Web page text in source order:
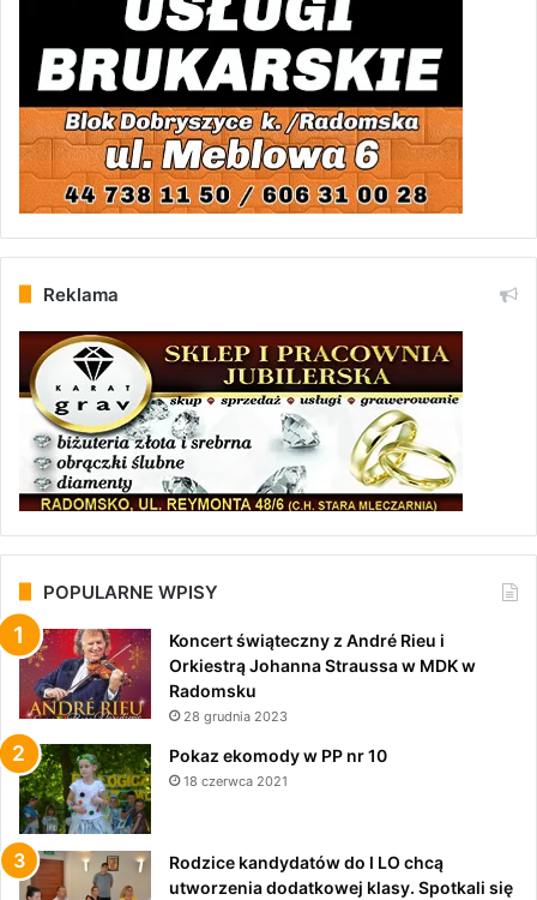
Reklama
POPULARNE WPISY
Koncert świąteczny z André Rieu i
Orkiestrą Johanna Straussa w MDK w
Radomsku
28 grudnia 2023
Pokaz ekomody w PP nr 10
18 czerwca 2021
Rodzice kandydatów do I LO chcą
utworzenia dodatkowej klasy. Spotkali się